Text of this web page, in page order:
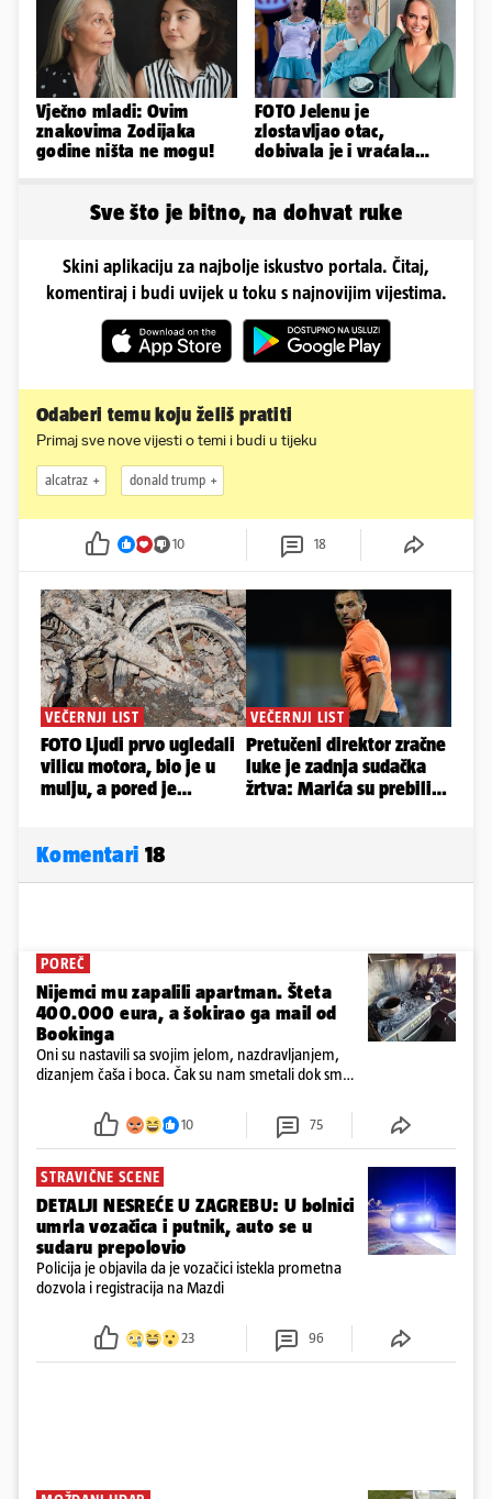
Vječno mladi: Ovim
znakovima Zodijaka
godine ništa ne mogu!
FOTO Jelenu je
zlostavljao otac,
dobivala je i vraćala
Sve što je bitno, na dohvat ruke
Skini aplikaciju za najbolje iskustvo portala. Čitaj,
komentiraj i budi uvijek u toku s najnovijim vijestima.
Odaberi temu koju želiš pratiti
Primaj sve nove vijesti o temi i budi u tijeku
alcatraz donald trump
10 18
Komentari 18
POREČ
Nijemci mu zapalili apartman. Šteta
400.000 eura, a šokirao ga mail od
Bookinga
Oni su nastavili sa svojim jelom, nazdravljanjem,
dizanjem čaša i boca. Čak su nam smetali dok smo
požar, rekao je vlasnik
10 75
STRAVIČNE SCENE
DETALJI NESREĆE U ZAGREBU: U bolnici
umrla vozačica i putnik, auto se u
sudaru prepolovio
Policija je objavila da je vozačici istekla prometna
dozvola i registracija na Mazdi
23 96